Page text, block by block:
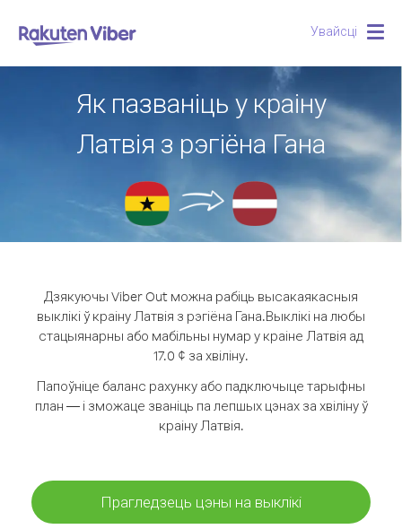
Увайсці
Як пазваніць у краіну
Латвія з рэгіёна Гана
Дзякуючы Viber Out можна рабіць высакаякасныя
выклікі ў краіну Латвія з рэгіёна Гана.Выклікі на любы
стацыянарны або мабільны нумар у краіне Латвія ад
17.0 ¢ за хвіліну.
Папоўніце баланс рахунку або падключыце тарыфны
план — і зможаце званіць па лепшых цэнах за хвіліну ў
краіну Латвія.
Прагледзець цэны на выклікі